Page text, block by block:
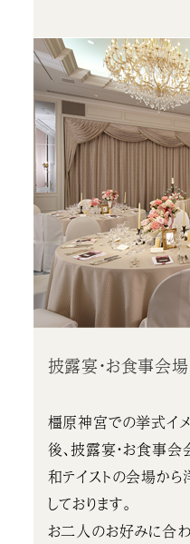
披露宴・お食事会
橿原神宮での挙式イ
後、披露宴・お食事会
和テイストの会場か
しております。
お二人のお好みに合わ